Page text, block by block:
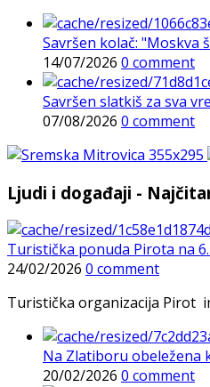
Savršen kolač: "Moskva
14/07/2026 0 comment
Savršen slatkiš za sva
07/08/2026 0 comment
Ljudi i događaji -
Turistička ponuda Pirota na 6.
24/02/2026 0 comment
Turistička organizacija Pirot
Na Zlatiboru obeležena
20/02/2026 0 comment